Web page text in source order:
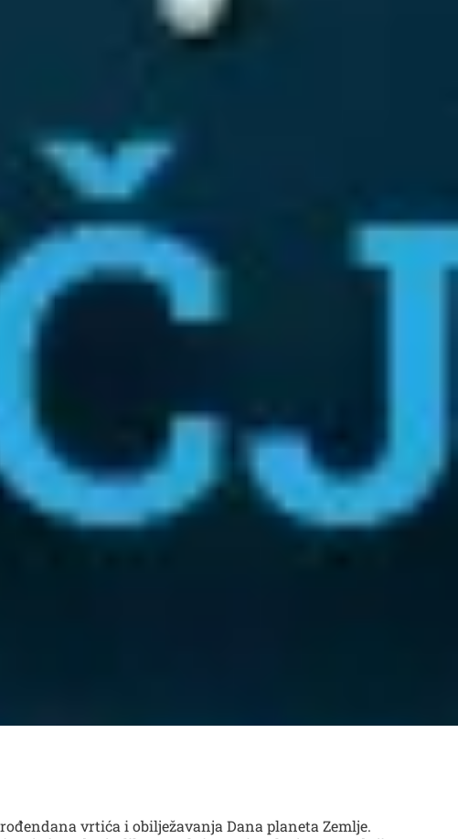
vrtića i obilježavanja Dana planeta Zemlje.